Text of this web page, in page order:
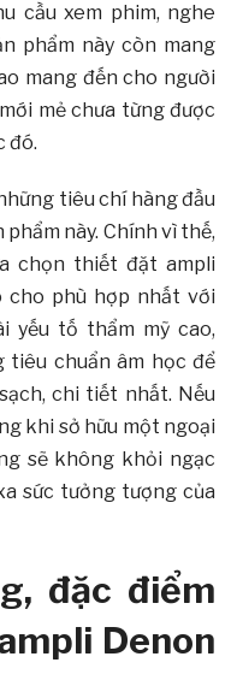
cầu xem phim, nghe
phẩm này còn mang
mang đến cho người
mẻ chưa từng được
đó.
tiêu chí hàng đầu
này. Chính vì thế,
chọn thiết đặt ampli
cho phù hợp nhất với
yếu tố thẩm mỹ cao,
tiêu chuẩn âm học để
chi tiết nhất. Nếu
khi sở hữu một ngoại
sẽ không khỏi ngạc
sức tưởng tượng của
đặc điểm
Denon